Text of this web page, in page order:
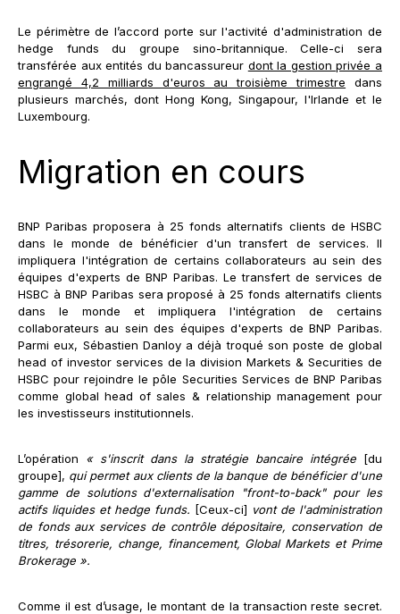
Le périmètre de l’accord porte sur l'activité d'administration de
hedge funds du groupe sino-britannique. Celle-ci sera
transférée aux entités du bancassureur dont la gestion privée a
engrangé 4,2 milliards d'euros au troisième trimestre dans
plusieurs marchés, dont Hong Kong, Singapour, l'Irlande et le
Luxembourg.
Migration en cours
BNP Paribas proposera à 25 fonds alternatifs clients de HSBC
dans le monde de bénéficier d'un transfert de services. Il
impliquera l'intégration de certains collaborateurs au sein des
équipes d'experts de BNP Paribas. Le transfert de services de
HSBC à BNP Paribas sera proposé à 25 fonds alternatifs clients
dans le monde et impliquera l'intégration de certains
collaborateurs au sein des équipes d'experts de BNP Paribas.
Parmi eux, Sébastien Danloy a déjà troqué son poste de global
head of investor services de la division Markets & Securities de
HSBC pour rejoindre le pôle Securities Services de BNP Paribas
comme global head of sales & relationship management pour
les investisseurs institutionnels.
L’opération « s'inscrit dans la stratégie bancaire intégrée[du
groupe], qui permet aux clients de la banque de bénéficier d'une
gamme de solutions d'externalisation "front-to-back" pour les
actifs liquides et hedge funds. [Ceux-ci] vont de l'administration
de fonds aux services de contrôle dépositaire, conservation de
titres, trésorerie, change, financement, Global Markets et Prime
Brokerage ».
Comme il est d’usage, le montant de la transaction reste secret.